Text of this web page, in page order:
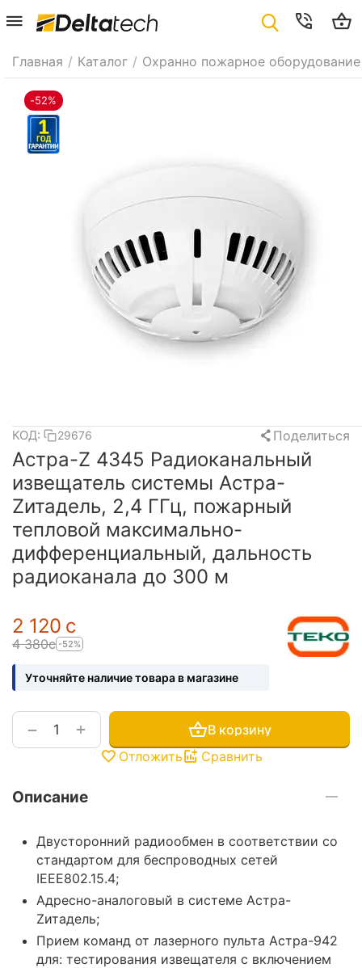
Главная / Каталог / Охранно пожарное оборудование
-52%
КОД: 29676 Поделиться
Астра-Z 4345 Радиоканальный
извещатель системы Астра-
Zитадель, 2,4 ГГц, пожарный
тепловой максимально-
дифференциальный, дальность
радиоканала до 300 м
2 120 с
4 380с -52%
Уточняйте наличие товара в магазине
+
−
В корзину
Отложить
Сравнить
Описание
Двусторонний радиообмен в соответствии со
стандартом для беспроводных сетей
IEEE802.15.4;
Адресно-аналоговый в системе Астра-
Zитадель;
Прием команд от лазерного пульта Астра-942
для: тестирования извещателя с включением